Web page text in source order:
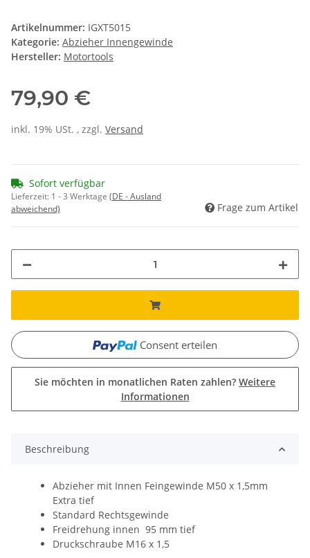
Artikelnummer: IGXT5015
Kategorie: Abzieher Innengewinde
Hersteller: Motortools
79,90 €
inkl. 19% USt. , zzgl. Versand
Sofort verfügbar
Lieferzeit: 1 - 3 Werktage (DE - Ausland
abweichend)
Frage zum Artikel
Consent erteilen
Sie möchten in monatlichen Raten zahlen? Weitere
Informationen
Beschreibung
Abzieher mit Innen Feingewinde M50 x 1,5mm
Extra tief
Standard Rechtsgewinde
Freidrehung innen 95 mm tief
Druckschraube M16 x 1,5